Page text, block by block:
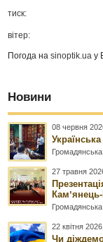
тиск:
вітер:
Погода наsinoptik.ua у
Новини
08 червня
Громадянська
27 травня
Громадянська
22 квітня
Чи